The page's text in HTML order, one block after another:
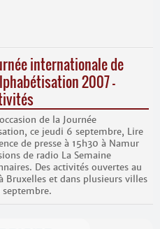
internationale de
2007 –
de la Journée
ce jeudi 6 septembre, Lire
de presse à 15h30 à Namur
de radio La Semaine
Des activités ouvertes au
Bruxelles et dans plusieurs villes